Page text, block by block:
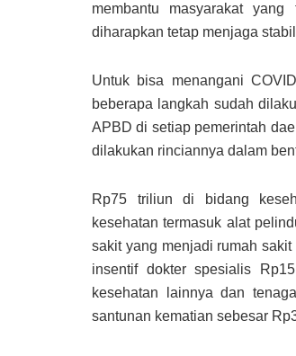
membantu masyarakat
diharapkan tetap menjaga
Untuk bisa menangani
beberapa langkah sudah
APBD di setiap pemerintah
dilakukan rinciannya dalam
Rp75 triliun di bidang
kesehatan termasuk alat
sakit yang menjadi rumah
insentif dokter spesialis
kesehatan lainnya dan
santunan kematian sebesar